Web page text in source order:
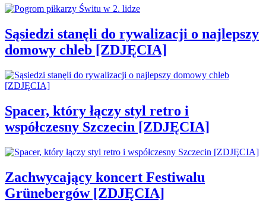
Sąsiedzi stanęli do rywalizacji o najlepszy
domowy chleb [ZDJĘCIA]
Spacer, który łączy styl retro i
współczesny Szczecin [ZDJĘCIA]
Zachwycający koncert Festiwalu
Grünebergów [ZDJĘCIA]